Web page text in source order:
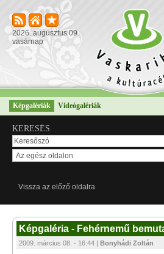
2026. augusztus 09.
vasárnap
Képgalériák Videógalériák
KERESÉS
Vissza az előző oldalra
Képgaléria - Fehérnemű
2009. március 08. - 16:44 | Bonyhádi Zoltán